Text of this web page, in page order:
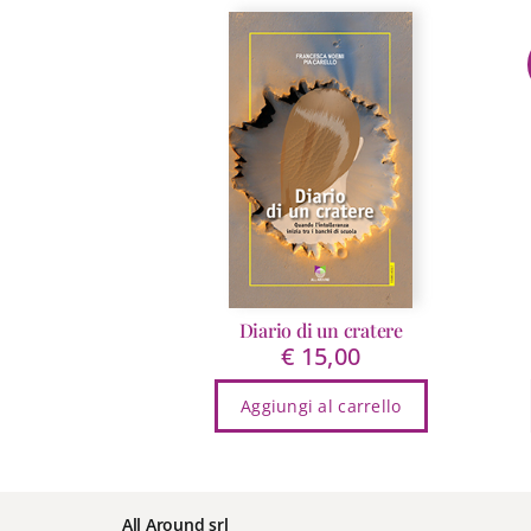
Diario di un cratere
€ 15,00
Aggiungi al carrello
All Around srl